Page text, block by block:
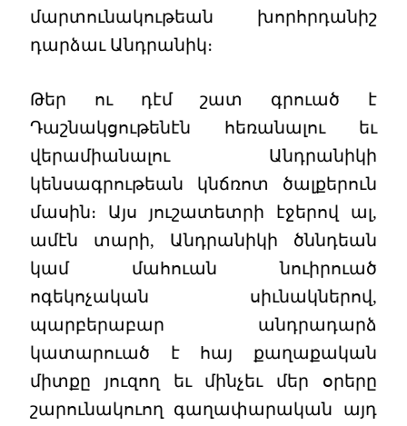
մարտունակութեան խորհրդանիշ
դարձաւ Անդրանիկ։
Թեր ու դէմ շատ գրուած է
Դաշնակցութենէն հեռանալու եւ
վերամիանալու Անդրանիկի
կենսագրութեան կնճռոտ ծալքերուն
մասին։ Այս յուշատետրի էջերով ալ,
ամէն տարի, Անդրանիկի ծննդեան
կամ մահուան նուիրուած
ոգեկոչական սիւնակներով,
պարբերաբար անդրադարձ
կատարուած է հայ քաղաքական
միտքը յուզող եւ մինչեւ մեր օրերը
շարունակուող գաղափարական այդ